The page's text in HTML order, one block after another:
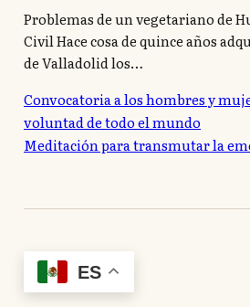
Problemas de un vegetariano de
Civil Hace cosa de quince años
de Valladolid los…
Convocatoria a los hombres y
voluntad de todo el mundo
Meditación para transmutar la
ES